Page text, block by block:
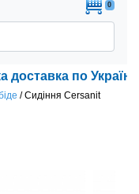
0
по Україні!
/Сидіння Cersanit